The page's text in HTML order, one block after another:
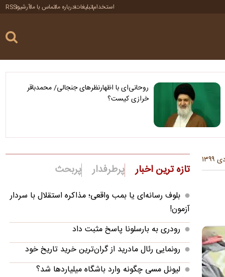
استخدامتبلیغاتدرباره ماتماس با ماآرشیوRSS
روحانی‌ای با اظهارنظرهای جنجالی/ محمدباقر
خرازی کیست؟
تازه ترین اخبار پرطرفدار پربحث
بلوف رسانه‌ای یا بمب واقعی؛ مذاکره استقلال با سردار
آزمون!
رودری به بارسلونا پاسخ مثبت داد
رونمایی رئال مادرید از گران‌ترین خرید تاریخ خود
لیونل مسی چگونه وارد باشگاه میلیاردها شد؟